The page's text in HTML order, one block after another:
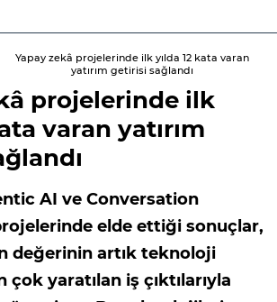
Yapay zekâ projelerinde ilk yılda 12 kata varan
yatırım getirisi sağlandı
projelerinde ilk
varan yatırım
AI ve Conversation
elde ettiği sonuçlar,
değerinin artık teknoloji
çok yaratılan iş çıktılarıyla